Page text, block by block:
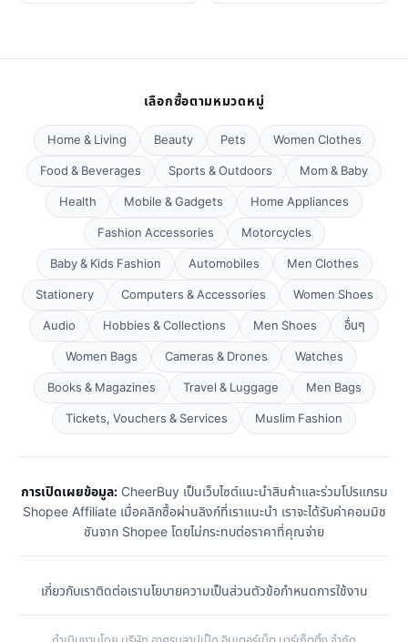
เลือกซื้อตามหมวดหมู่
Home & Living Beauty Pets
Women Clothes
Food & Beverages
Sports & Outdoors
Mom & Baby
Health
Mobile & Gadgets
Home Appliances
Fashion Accessories
Motorcycles
Baby & Kids Fashion
Automobiles
Men Clothes
Stationery
Computers & Accessories
Women Shoes
Audio
Hobbies & Collections Men Shoes
อื่นๆ
Women Bags
Cameras & Drones
Watches
Books & Magazines
Travel & Luggage
Men Bags
Tickets, Vouchers & Services
Muslim Fashion
การเปิดเผยข้อมูล:CheerBuy เป็นเว็บไซต์แนะนำสินค้าและร่วมโปรแกรม
Shopee Affiliate เมื่อคลิกซื้อผ่านลิงก์ที่เราแนะนำ เราจะได้รับค่าคอมมิช
ชันจาก Shopee โดยไม่กระทบต่อราคาที่คุณจ่าย
เกี่ยวกับเราติดต่อเรานโยบายความเป็นส่วนตัวข้อกำหนดการใช้งาน